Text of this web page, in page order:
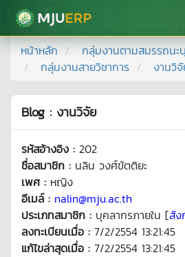
มหาวิทยาลัยแม่โจ้
หน้าหลัก
กลุ่มงานตามสมรรถนะ
กลุ่มงานสายวิชาการ
งานวิ
Blog : งานวิจัย
รหัสอ้างอิง : 202
ชื่อสมาชิก : นลิน วงศ์ขัตติยะ
เพศ : หญิง
อีเมล์ : nalin@mju.ac.th
ประเภทสมาชิก : บุคลากรภายใน [สัง
ลงทะเบียนเมื่อ : 7/2/2554 13:21:45
แก้ไขล่าสุดเมื่อ : 7/2/2554 13:21:45